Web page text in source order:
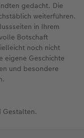
gedacht. Die
weiterführen.
in Ihrem
Botschaft
noch nicht
eigene Geschichte
und besondere
Gestalten.